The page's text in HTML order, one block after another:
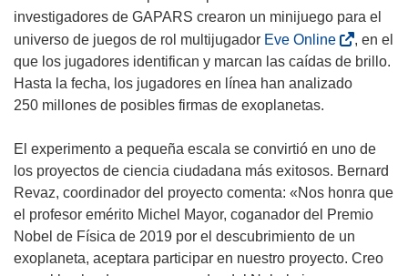
)
u
e
b
r
i
r
á
n
u
n
a
n
investigadores de GAPARS crearon un minijuego para el
universo de juegos de rol multijugador Eve Online(
s
e
r
i
r
á
e
n
, en el
que los jugadores identifican y marcan las caídas de brillo.
Hasta la fecha, los jugadores en línea han analizado
250 millones de posibles firmas de exoplanetas.
El experimento a pequeña escala se convirtió en uno de
los proyectos de ciencia ciudadana más exitosos. Bernard
Revaz, coordinador del proyecto comenta: «Nos honra que
el profesor emérito Michel Mayor, coganador del Premio
Nobel de Física de 2019 por el descubrimiento de un
exoplaneta, aceptara participar en nuestro proyecto. Creo